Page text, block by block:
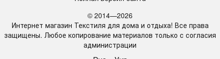
© 2014—2026
Интернет магазин Текстиля для дома и отдыха! Все права
защищены. Любое копирование материалов только с согласия
администрации